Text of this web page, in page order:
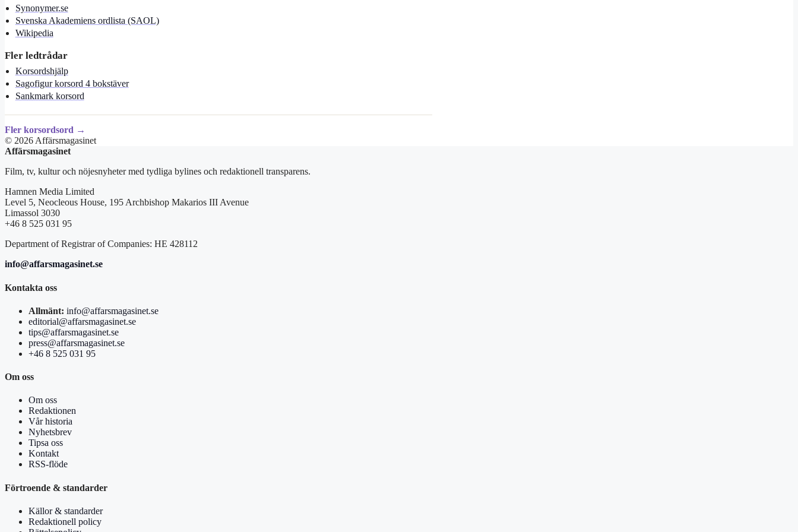
Synonymer.se
Svenska Akademiens ordlista (SAOL)
Wikipedia
Fler ledtrådar
Korsordshjälp
Sagofigur korsord 4 bokstäver
Sankmark korsord
Fler korsordsord →
© 2026 Affärsmagasinet
Affärsmagasinet
Film, tv, kultur och nöjesnyheter med tydliga bylines och redaktionell transparens.
Hamnen Media Limited
Level 5, Neocleous House, 195 Archbishop Makarios III Avenue
Limassol 3030
+46 8 525 031 95
Department of Registrar of Companies: HE 428112
info@affarsmagasinet.se
Kontakta oss
Allmänt: info@affarsmagasinet.se
editorial@affarsmagasinet.se
tips@affarsmagasinet.se
press@affarsmagasinet.se
+46 8 525 031 95
Om oss
Om oss
Redaktionen
Vår historia
Nyhetsbrev
Tipsa oss
Kontakt
RSS-flöde
Förtroende & standarder
Källor & standarder
Redaktionell policy